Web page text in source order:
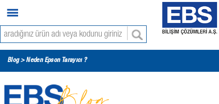
Blog> Neden Epson Tarayıcı ?